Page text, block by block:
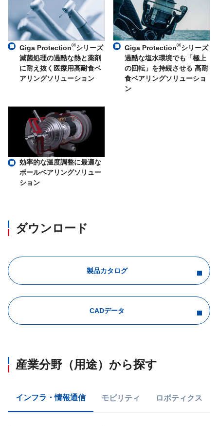
Giga Protection®シリーズ
滅菌処理の過酷な熱と薬剤
に耐え抜く医療用高耐食ベ
アリングソリューション
Giga Protection®シリーズ
過酷な塩水環境でも「極上
の回転」を持続させる 高耐
食ベアリングソリューショ
ン
効率的な温度調整に最適な
ボールベアリングソリュー
ション
ダウンロード
製品カタログ
CADデータ
産業分野（用途）から探す
インフラ・情報通信 モビリティ ロボティクス